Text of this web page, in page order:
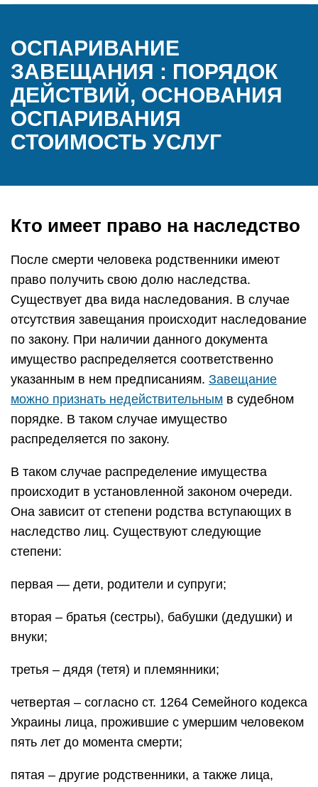
ОСПАРИВАНИЕ
ЗАВЕЩАНИЯ : ПОРЯДОК
ДЕЙСТВИЙ, ОСНОВАНИЯ
ОСПАРИВАНИЯ
СТОИМОСТЬ УСЛУГ
Кто имеет право на наследство
После смерти человека родственники имеют
право получить свою долю наследства.
Существует два вида наследования. В случае
отсутствия завещания происходит наследование
по закону. При наличии данного документа
имущество распределяется соответственно
указанным в нем предписаниям. Завещание
можно признать недействительным в судебном
порядке. В таком случае имущество
распределяется по закону.
В таком случае распределение имущества
происходит в установленной законом очереди.
Она зависит от степени родства вступающих в
наследство лиц. Существуют следующие
степени:
первая — дети, родители и супруги;
вторая – братья (сестры), бабушки (дедушки) и
внуки;
третья – дядя (тетя) и племянники;
четвертая – согласно ст. 1264 Семейного кодекса
Украины лица, прожившие с умершим человеком
пять лет до момента смерти;
пятая – другие родственники, а также лица,